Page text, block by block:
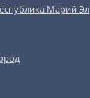
Марий Эл